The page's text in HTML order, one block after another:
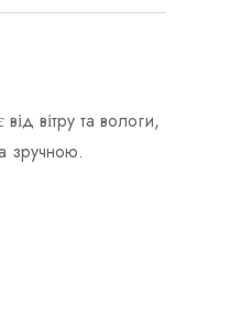
вітру та вологи,
зручною.